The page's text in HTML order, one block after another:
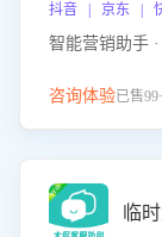
抖音 | 京东 |
智能营销助手
咨询体验已售
临